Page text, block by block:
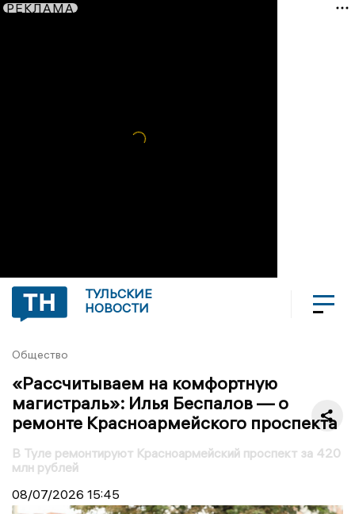
РЕКЛАМА
ТУЛЬСКИЕ
НОВОСТИ
Общество
«Рассчитываем на комфортную
магистраль»: Илья Беспалов — о
ремонте Красноармейского проспекта
В Туле ремонтируют Красноармейский проспект за 420
млн рублей
08/07/2026 15:45